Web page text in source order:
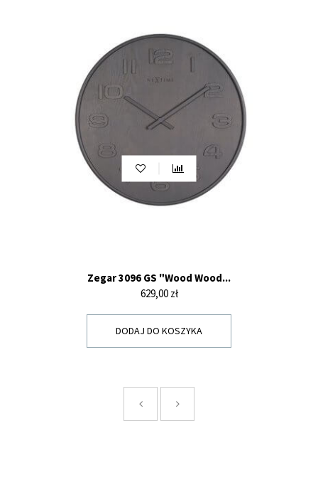
Zegar 3096 GS "Wood Wood...
Cena
629,00 zł
DODAJ DO KOSZYKA